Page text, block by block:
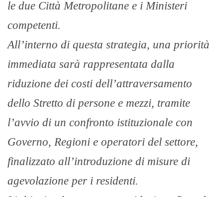
le due Città Metropolitane e i Ministeri
competenti.
All’interno di questa strategia, una priorità
immediata sarà rappresentata dalla
riduzione dei costi dell’attraversamento
dello Stretto di persone e mezzi, tramite
l’avvio di un confronto istituzionale con
Governo, Regioni e operatori del settore,
finalizzato all’introduzione di misure di
agevolazione per i residenti.